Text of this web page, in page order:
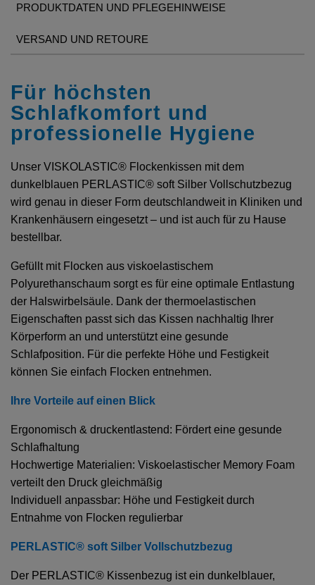
PRODUKTDATEN UND PFLEGEHINWEISE
VERSAND UND RETOURE
Für höchsten
Schlafkomfort und
professionelle Hygiene
Unser VISKOLASTIC® Flockenkissen mit dem
dunkelblauen PERLASTIC® soft Silber Vollschutzbezug
wird genau in dieser Form deutschlandweit in Kliniken und
Krankenhäusern eingesetzt – und ist auch für zu Hause
bestellbar.
Gefüllt mit Flocken aus viskoelastischem
Polyurethanschaum sorgt es für eine optimale Entlastung
der Halswirbelsäule. Dank der thermoelastischen
Eigenschaften passt sich das Kissen nachhaltig Ihrer
Körperform an und unterstützt eine gesunde
Schlafposition. Für die perfekte Höhe und Festigkeit
können Sie einfach Flocken entnehmen.
Ihre Vorteile auf einen Blick
Ergonomisch & druckentlastend: Fördert eine gesunde
Schlafhaltung
Hochwertige Materialien: Viskoelastischer Memory Foam
verteilt den Druck gleichmäßig
Individuell anpassbar: Höhe und Festigkeit durch
Entnahme von Flocken regulierbar
PERLASTIC® soft Silber Vollschutzbezug
Der PERLASTIC® Kissenbezug ist ein dunkelblauer,